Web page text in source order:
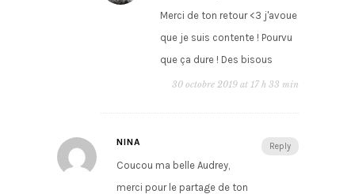
Merci de ton retour <3 j'avoue
que je suis contente ! Pourvu
que ça dure ! Des bisous
30 octobre 2019 at 17 h 33 min
Reply
NINA
Coucou ma belle Audrey,
merci pour le partage de ton